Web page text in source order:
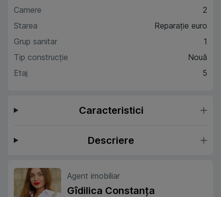
Camere
2
Starea
Reparație euro
Grup sanitar
1
Tip construcție
Nouă
Etaj
5
Caracteristici
Descriere
Agent imobiliar
Gîdilica Constanța